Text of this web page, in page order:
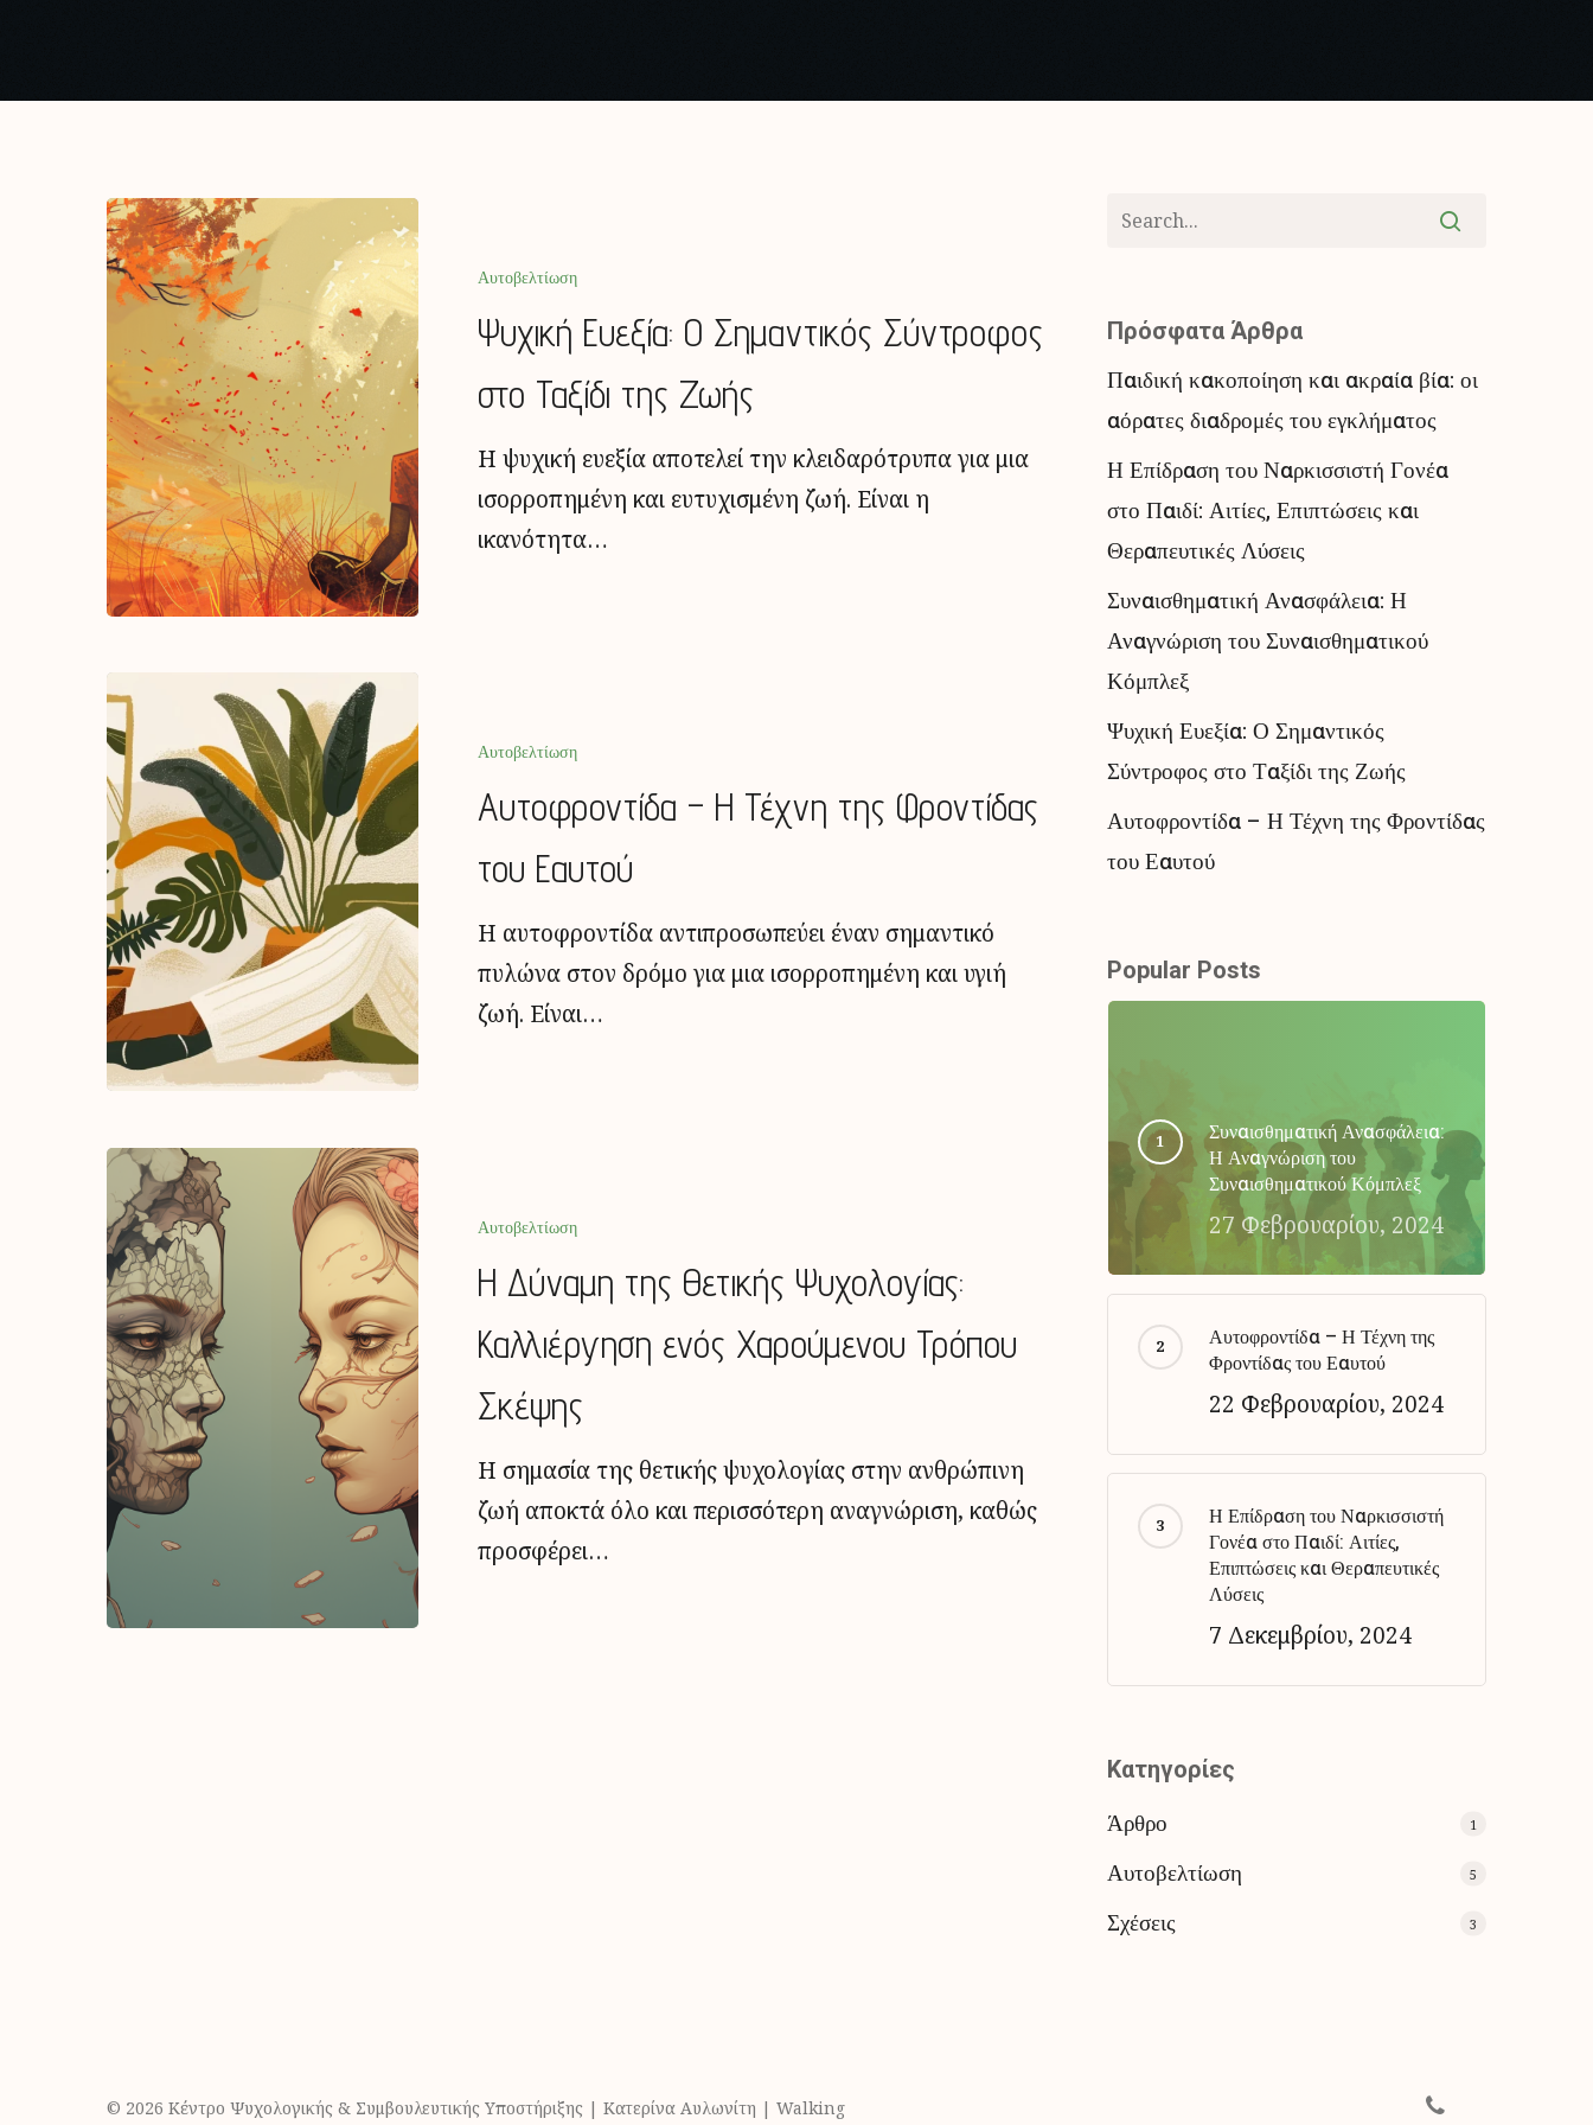
Αυτοβελτίωση
Ψυχική Ευεξία: Ο Σημαντικός Σύντροφος
στο Ταξίδι της Ζωής
Η ψυχική ευεξία αποτελεί την κλειδαρότρυπα για μια
ισορροπημένη και ευτυχισμένη ζωή. Είναι η
ικανότητα…
Αυτοβελτίωση
Αυτοφροντίδα – Η Τέχνη της Φροντίδας
του Εαυτού
Η αυτοφροντίδα αντιπροσωπεύει έναν σημαντικό
πυλώνα στον δρόμο για μια ισορροπημένη και υγιή
ζωή. Είναι…
Αυτοβελτίωση
Η Δύναμη της Θετικής Ψυχολογίας:
Καλλιέργηση ενός Χαρούμενου Τρόπου
Σκέψης
Η σημασία της θετικής ψυχολογίας στην ανθρώπινη
ζωή αποκτά όλο και περισσότερη αναγνώριση, καθώς
προσφέρει…
Πρόσφατα Άρθρα
Παιδική κακοποίηση και ακραία βία: οι
αόρατες διαδρομές του εγκλήματος
Η Επίδραση του Ναρκισσιστή Γονέα
στο Παιδί: Αιτίες, Επιπτώσεις και
Θεραπευτικές Λύσεις
Συναισθηματική Ανασφάλεια: Η
Αναγνώριση του Συναισθηματικού
Κόμπλεξ
Ψυχική Ευεξία: Ο Σημαντικός
Σύντροφος στο Ταξίδι της Ζωής
Αυτοφροντίδα – Η Τέχνη της Φροντίδας
του Εαυτού
Popular Posts
Συναισθηματική Ανασφάλεια:
Η Αναγνώριση του
Συναισθηματικού Κόμπλεξ
27 Φεβρουαρίου, 2024
Αυτοφροντίδα – Η Τέχνη της
Φροντίδας του Εαυτού
22 Φεβρουαρίου, 2024
Η Επίδραση του Ναρκισσιστή
Γονέα στο Παιδί: Αιτίες,
Επιπτώσεις και Θεραπευτικές
Λύσεις
7 Δεκεμβρίου, 2024
Kατηγορίες
Άρθρο 1
Αυτοβελτίωση 5
Σχέσεις 3
© 2026 Κέντρο Ψυχολογικής & Συμβουλευτικής Υποστήριξης | Κατερίνα Αυλωνίτη | Walking
phone